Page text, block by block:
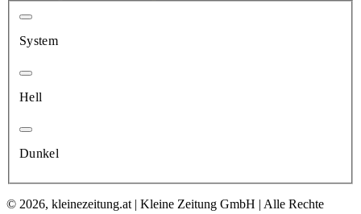
System
Hell
Dunkel
© 2026, kleinezeitung.at | Kleine Zeitung GmbH | Alle Rechte